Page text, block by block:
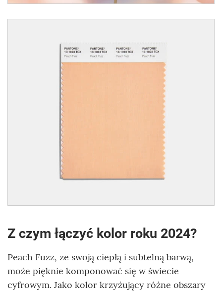
Z czym łączyć kolor roku 2024?
Peach Fuzz, ze swoją ciepłą i subtelną barwą,
może pięknie komponować się w świecie
cyfrowym. Jako kolor krzyżujący różne obszary